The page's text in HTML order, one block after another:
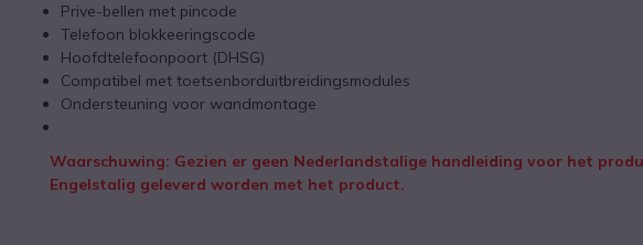
Prive-bellen met pincode
Telefoon blokkeeringscode
Hoofdtelefoonpoort (DHSG)
Compatibel met toetsenborduitbreidingsmodules
Ondersteuning voor wandmontage
Waarschuwing: Gezien er geen Nederlandstalige handleiding voor het
Engelstalig geleverd worden met het product.